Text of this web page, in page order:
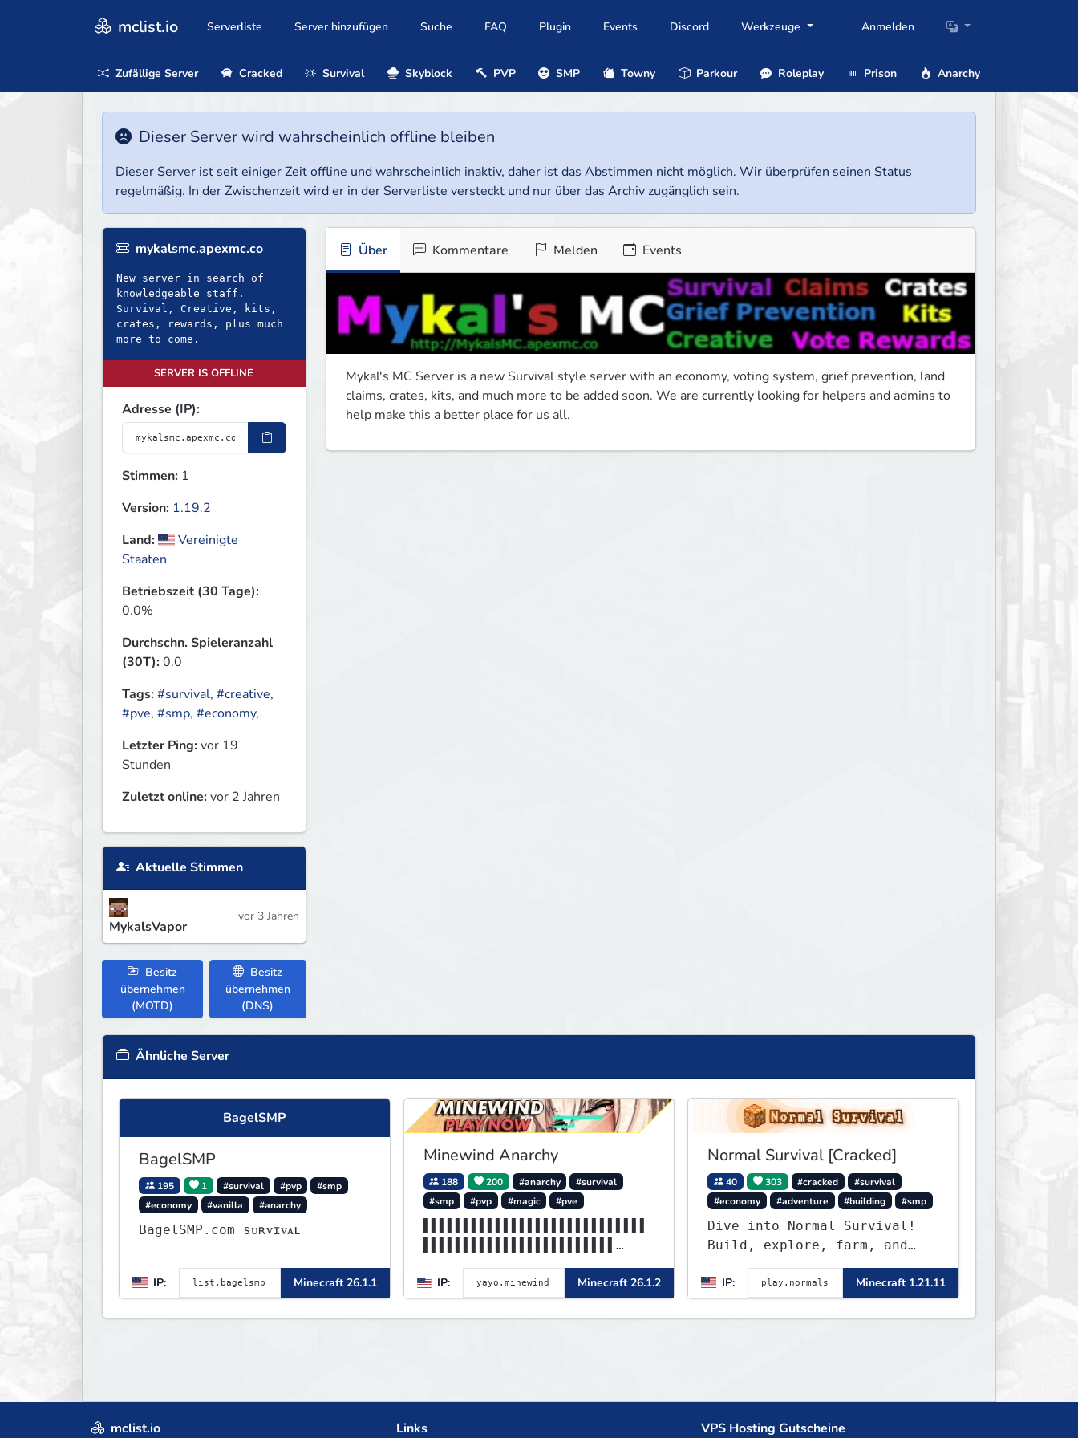
mclist.io Serverliste Server hinzufügen Suche FAQ Plugin Events Discord Werkzeuge Anmelden
Zufällige Server Cracked Survival Skyblock PVP SMP Towny Parkour Roleplay Prison Anarchy
Dieser Server wird wahrscheinlich offline bleiben
Dieser Server ist seit einiger Zeit offline und wahrscheinlich inaktiv, daher ist das Abstimmen nicht möglich. Wir überprüfen seinen Status
regelmäßig. In der Zwischenzeit wird er in der Serverliste versteckt und nur über das Archiv zugänglich sein.
mykalsmc.apexmc.co
New server in search of
knowledgeable staff.
Survival, Creative, kits,
crates, rewards, plus much
more to come.
SERVER IS OFFLINE
Adresse (IP):
Stimmen: 1
Version: 1.19.2
Land:
Vereinigte
Staaten
Betriebszeit (30 Tage):
0.0%
Durchschn. Spieleranzahl
(30T):0.0
Tags:#survival, #creative,
#pve, #smp, #economy,
Letzter Ping:vor 19
Stunden
Zuletzt online:vor 2 Jahren
Aktuelle Stimmen
MykalsVapor
vor 3 Jahren
Besitz
übernehmen
(MOTD)
Besitz
übernehmen
(DNS)
Über Kommentare Melden Events
Mykal's MC Server is a new Survival style server with an economy, voting system, grief prevention, land
claims, crates, kits, and much more to be added soon. We are currently looking for helpers and admins to
help make this a better place for us all.
Ähnliche Server
BagelSMP
BagelSMP
195 1 #survival #pvp
#smp
#economy
#vanilla #anarchy
BagelSMP.com ѕᴜʀᴠɪᴠᴀʟ
IP: Minecraft 26.1.1
Minewind Anarchy
188 200 #anarchy
#survival
#smp
#pvp #magic #pve
▌▌▌▌▌▌▌▌▌▌▌▌▌▌▌▌▌▌▌▌▌▌▌▌
IP: Minecraft 26.1.2
Normal Survival [Cracked]
40 303 #cracked
#survival
#economy
#adventure #building #smp
Dive into Normal Survival!
Build, explore, farm, and
community. Enjoy weekly
updates, new features, and
endless adventures!
IP: Minecraft 1.21.11
mclist.io Links VPS Hosting Gutscheine